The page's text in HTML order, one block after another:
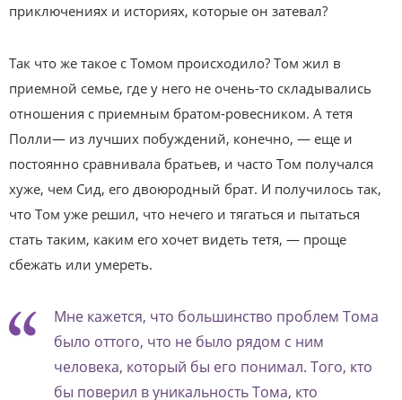
приключениях и историях, которые он затевал?
Так что же такое с Томом происходило? Том жил в
приемной семье, где у него не очень-то складывались
отношения с приемным братом-ровесником. А тетя
Полли— из лучших побуждений, конечно, — еще и
постоянно сравнивала братьев, и часто Том получался
хуже, чем Сид, его двоюродный брат. И получилось так,
что Том уже решил, что нечего и тягаться и пытаться
стать таким, каким его хочет видеть тетя, — проще
сбежать или умереть.
Мне кажется, что большинство проблем Тома
было оттого, что не было рядом с ним
человека, который бы его понимал. Того, кто
бы поверил в уникальность Тома, кто